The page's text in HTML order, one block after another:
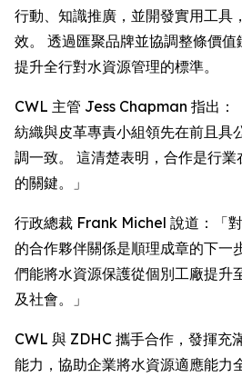
行動、知識推廣，並開發實用工具
效。 透過匯聚品牌並協調整條價值
提升全行對水資源管理的標準。
CWL 主管 Jess Chapman 指出：
紡織與皮革專責小組領先在前且具
調一致。 這清楚表明，合作是行
的關鍵。」
行政總裁 Frank Michel 說道：「
的合作夥伴關係是順理成章的下一
們能將水資源保護從個別工廠提升
及社會。」
CWL 與 ZDHC 攜手合作，發揮充
能力，協助企業將水資源適應能力